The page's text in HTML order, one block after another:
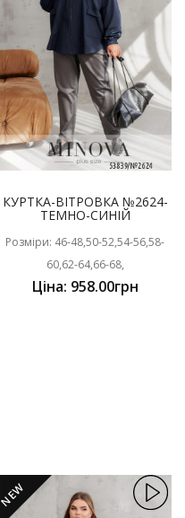
КУРТКА-ВІТРОВКА №2624-
ТЕМНО-СИНІЙ
Розміри: 46-48,50-52,54-56,58-
60,62-64,66-68,
Ціна: 958.00грн
NEW